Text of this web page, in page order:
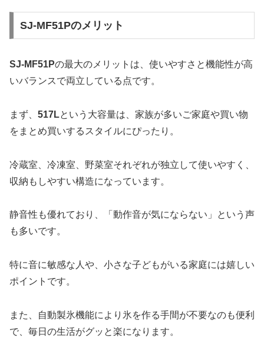
SJ-MF51Pのメリット
SJ-MF51Pの最大のメリットは、使いやすさと機能性が高
いバランスで両立している点です。
まず、 517Lという大容量は、家族が多いご家庭や買い物
をまとめ買いするスタイルにぴったり。
冷蔵室、冷凍室、野菜室それぞれが独立して使いやすく、
収納もしやすい構造になっています。
静音性も優れており、 「動作音が気にならない」
という声
も多いです。
特に音に敏感な人や、小さな子どもがいる家庭には嬉しい
ポイントです。
また、自動製氷機能により氷を作る手間が不要なのも便利
で、毎日の生活がグッと楽になります。